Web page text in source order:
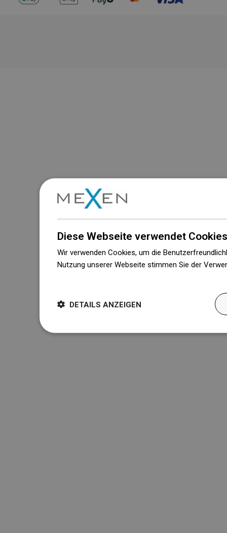
Diese Webseite verwendet
Wir verwenden Cookies, um die
Nutzung unserer Webseite stimmen Sie der
DETAILS ANZEIGEN